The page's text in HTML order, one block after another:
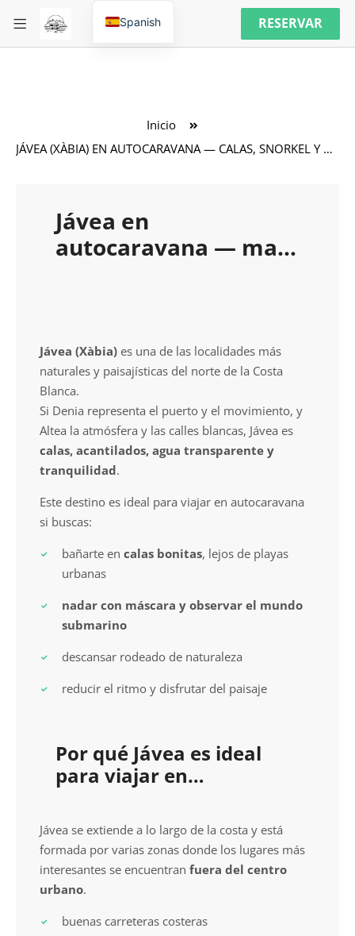
RESERVAR
Inicio
JÁVEA (XÀBIA) EN AUTOCARAVANA — CALAS, SNORKEL Y AGUAS TURQUESAS
Jávea en
autocaravana — mar,
Jávea (Xàbia) es una de las localidades más
naturales y paisajísticas del norte de la Costa
Blanca.
Si Denia representa el puerto y el movimiento, y
Altea la atmósfera y las calles blancas, Jávea es
calas, acantilados, agua transparente y
tranquilidad.
Este destino es ideal para viajar en autocaravana
si buscas:
bañarte en calas bonitas, lejos de playas
urbanas
nadar con máscara y observar el mundo
submarino
descansar rodeado de naturaleza
reducir el ritmo y disfrutar del paisaje
Por qué Jávea es ideal
para viajar en
Jávea se extiende a lo largo de la costa y está
formada por varias zonas donde los lugares más
interesantes se encuentran fuera del centro
urbano.
buenas carreteras costeras
Spanish